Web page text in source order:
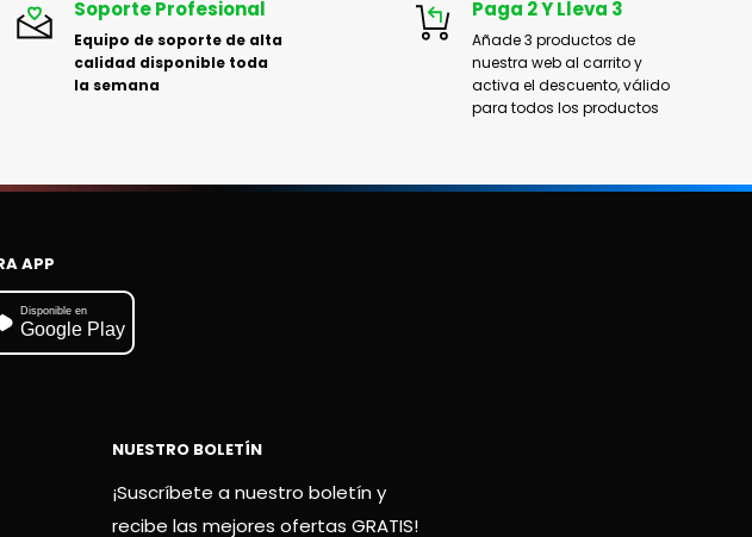
Soporte Profesional
Equipo de soporte de alta
calidad disponible toda
la semana
Paga 2 Y Lleva 3
Añade 3 productos de
nuestra web al carrito y
activa el descuento, válido
para todos los productos
APP
Disponible en
Google Play
NUESTRO BOLETÍN
¡Suscríbete a nuestro boletín y
recibe las mejores ofertas GRATIS!